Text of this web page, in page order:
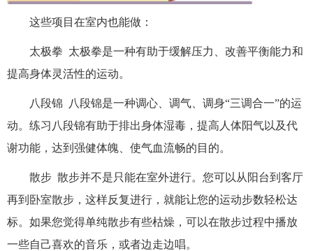
这些项目在室内也能做：
太极拳 太极拳是一种有助于缓解压力、改善平衡能力和
提高身体灵活性的运动。
八段锦 八段锦是一种调心、调气、调身“三调合一”的运
动。练习八段锦有助于排出身体湿毒，提高人体阳气以及代
谢功能，达到强健体魄、使气血流畅的目的。
散步 散步并不是只能在室外进行。您可以从阳台到客厅
再到卧室散步，这样反复进行，就能让您的运动步数轻松达
标。如果您觉得单纯散步有些枯燥，可以在散步过程中播放
一些自己喜欢的音乐，或者边走边唱。